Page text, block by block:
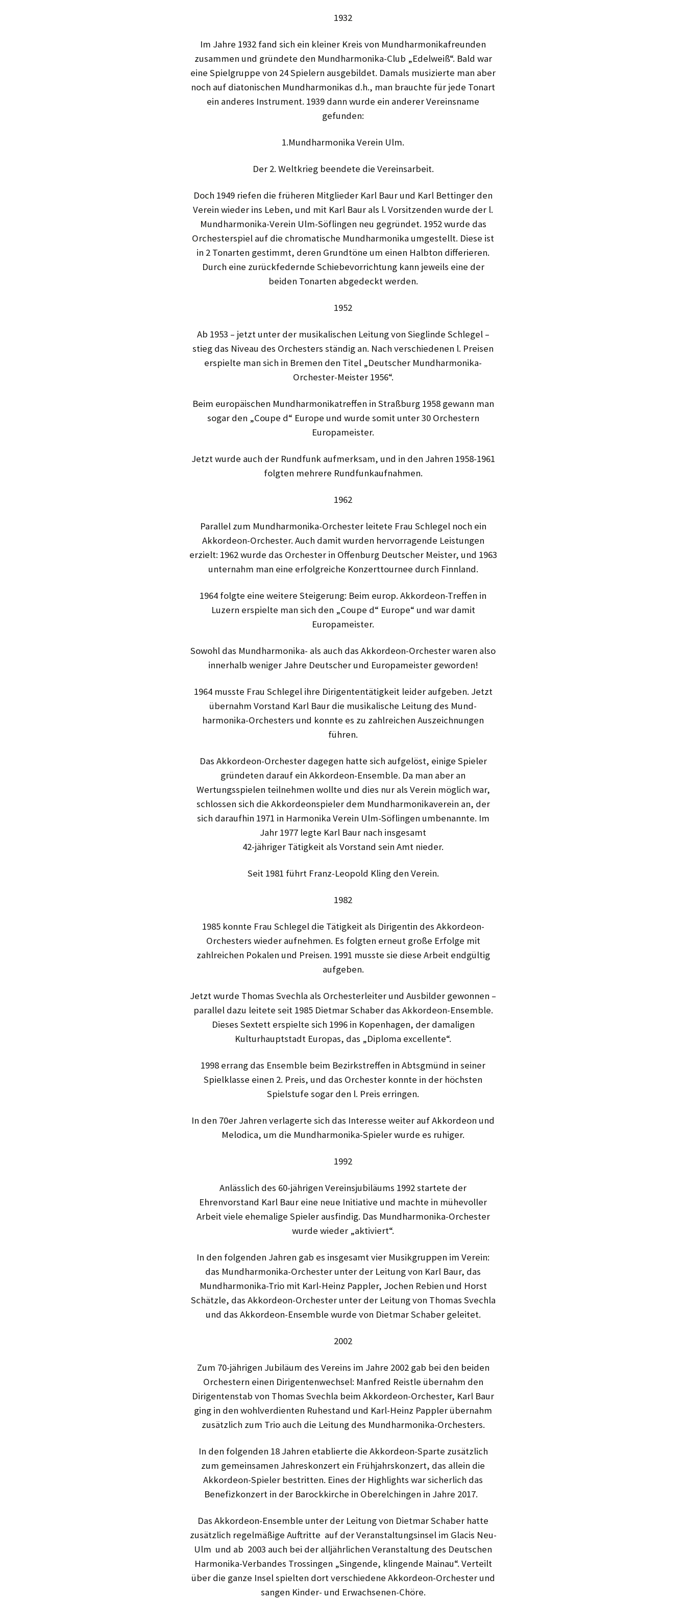
1932
Im Jahre 1932 fand sich ein kleiner Kreis von Mundharmonikafreunden
zusammen und gründete den Mundharmonika-Club „Edelweiß“. Bald war
eine Spielgruppe von 24 Spielern ausgebildet. Damals musi­zierte man aber
noch auf diato­nischen Mundharmonikas d.h., man brauchte für jede Tonart
ein ande­res Instrument. 1939 dann wurde ein anderer Vereinsname
gefunden:
1.Mundharmonika Verein Ulm.
Der 2. Weltkrieg beendete die Ver­einsarbeit.
Doch 1949 riefen die früheren Mitglieder Karl Baur und Karl Bettinger den
Verein wieder ins Leben, und mit Karl Baur als l. Vor­sitzenden wurde der l.
Mundhar­monika-Verein Ulm-Söflingen neu gegründet. 1952 wurde das
Orches­terspiel auf die chromatische Mund­harmonika umgestellt. Diese ist
in 2 Tonarten gestimmt, deren Grundtöne um einen Halbton differieren.
Durch eine zurückfedernde Schiebevorrichtung kann jeweils eine der
beiden Tonarten abgedeckt werden.
1952
Ab 1953 – jetzt unter der musika­lischen Leitung von Sieglinde Schle­gel –
stieg das Niveau des Orchesters ständig an. Nach verschiedenen l. Preisen
erspielte man sich in Bremen den Titel „Deutscher Mund­harmonika-
Orchester-Meister 1956“.
Beim europäischen Mundharmonikatreffen in Straßburg 1958 gewann man
sogar den „Coupe d“ Europe und wurde somit unter 30 Orchestern
Europameister.
Jetzt wurde auch der Rundfunk aufmerksam, und in den Jahren 1958-1961
folgten mehrere Rundfunkaufnahmen.
1962
Parallel zum Mundharmonika-Orchester leitete Frau Schlegel noch ein
Akkordeon-Orchester. Auch damit wurden her­vorragende Leistungen
erzielt: 1962 wurde das Orchester in Offenburg Deutscher Meister, und 1963
unter­nahm man eine erfolgreiche Konzert­tournee durch Finnland.
1964 folgte eine weitere Steigerung: Beim europ. Akkordeon-Treffen in
Luzern erspielte man sich den „Coupe d“ Europe“ und war damit
Europameister.
Sowohl das Mundharmonika- als auch das Akkordeon-Orchester waren also
innerhalb weniger Jahre Deutscher ­und Europameister geworden!
1964 musste Frau Schlegel ihre Dirigententätigkeit leider aufgeben. Jetzt
übernahm Vorstand Karl Baur die musikalische Leitung des Mund­
harmonika-Orchesters und konnte es zu zahlreichen Auszeichnungen
führen.
Das Akkordeon-Orchester dagegen hatte sich aufgelöst, einige Spieler
gründeten darauf ein Akkordeon-Ensemble. Da man aber an
Wertungsspielen teilnehmen wollte und dies nur als Verein möglich war,
schlossen sich die Akkordeonspieler dem Mundharmonikaverein an, der
sich daraufhin 1971 in Harmonika Verein Ulm-Söflingen umbenannte. Im
Jahr 1977 legte Karl Baur nach insgesamt
42-jähriger Tätigkeit als Vor­stand sein Amt nieder.
Seit 1981 führt Franz-Leopold Kling den Verein.
1982
1985 konnte Frau Schlegel die Tätigkeit als Dirigentin des Akkor­deon-
Orchesters wieder aufnehmen. Es folgten erneut große Erfolge mit
zahlreichen Pokalen und Preisen. 1991 musste sie diese Arbeit end­gültig
aufgeben.
Jetzt wurde Thomas Svechla als Orchesterleiter und Ausbilder gewon­nen –
parallel dazu leitete seit 1985 Dietmar Schaber das Akkorde­on-Ensemble.
Dieses Sextett erspielte sich 1996 in Kopenhagen, der dama­ligen
Kulturhauptstadt Europas, das „Diploma excellente“.
1998 errang das Ensemble beim Bezirkstreffen in Abtsgmünd in seiner
Spielklas­se einen 2. Preis, und das Orchester konnte in der höchsten
Spielstufe sogar den l. Preis erringen.
In den 70er Jahren verlagerte sich das Interesse weiter auf Akkordeon und
Melodica, um die Mundharmonika-Spieler wurde es ruhiger.
1992
Anlässlich des 60-jährigen Vereinsjubiläums 1992 startete der
Ehrenvorstand Karl Baur eine neue Initiative und machte in mühevoller
Arbeit viele ehemalige Spieler ausfindig. Das Mundharmonika-Orchester
wurde wieder „aktiviert“.
In den folgenden Jahren gab es insgesamt vier Musikgruppen im Verein:
das Mundharmonika-Orchester unter der Leitung von Karl Baur, das
Mundharmonika-Trio mit Karl-Heinz Pappler, Jochen Rebien und Horst
Schätzle, das Akkordeon-Orchester unter der Leitung von Thomas Svechla
und das Akkordeon-Ensemble wurde von Dietmar Schaber geleitet.
2002
Zum 70-jährigen Jubiläum des Vereins im Jahre 2002 gab bei den beiden
Orchestern einen Dirigentenwechsel: Manfred Reistle übernahm den
Dirigentenstab von Thomas Svechla beim Akkordeon-Orchester, Karl Baur
ging in den wohlverdienten Ruhestand und Karl-Heinz Pappler übernahm
zusätzlich zum Trio auch die Leitung des Mundharmonika-Orchesters.
In den folgenden 18 Jahren etablierte die Akkordeon-Sparte zusätzlich
zum gemeinsamen Jahreskonzert ein Frühjahrskonzert, das allein die
Akkordeon-Spieler bestritten. Eines der Highlights war sicherlich das
Benefizkonzert in der Barockkirche in Oberelchingen in Jahre 2017.
Das Akkordeon-Ensemble unter der Leitung von Dietmar Schaber hatte
zusätzlich regelmäßige Auftritte auf der Veranstaltungsinsel im Glacis Neu-
Ulm und ab 2003 auch bei der alljährlichen Veranstaltung des Deutschen
Harmoni­ka-Verbandes Trossingen „Singende, klingende Mainau“. Verteilt
über die ganze Insel spielten dort verschiedene Akkordeon-Orchester und
sangen Kinder- und Erwachsenen-Chöre.